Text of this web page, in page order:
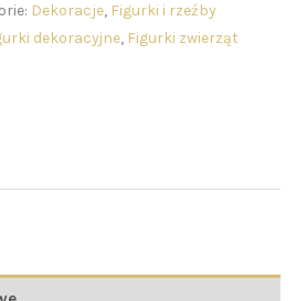
Dekoracje, Figurki i rzeźby
dekoracyjne, Figurki zwierząt